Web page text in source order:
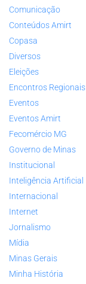
Comunicação
Conteúdos Amirt
Copasa
Diversos
Eleições
Encontros Regionais
Eventos
Eventos Amirt
Fecomércio MG
Governo de Minas
Institucional
Inteligência Artificial
Internacional
Internet
Jornalismo
Mídia
Minas Gerais
Minha História